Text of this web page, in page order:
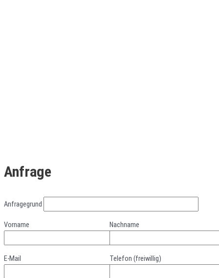
Anfrage
Anfragegrund
Vorname Nachname
E-Mail Telefon (freiwillig)